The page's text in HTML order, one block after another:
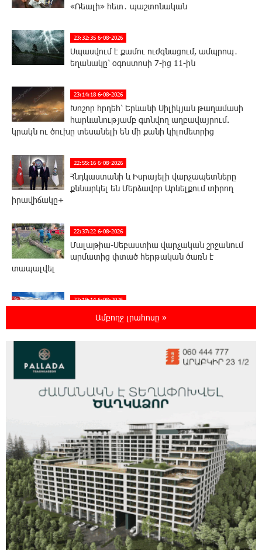
«Ռեալի» հետ․ պաշտոնական
23:32:35 6-08-2026
Սպասվում է քամու ուժգնացում, ամպրոպ․
եղանակը՝ օգոստոսի 7-ից 11-ին
23:14:18 6-08-2026
Խոշոր հրդեհ՝ Երևանի Սիլիկյան թաղամասի
հարևանությամբ գտնվող աղբավայրում.
կրակն ու ծուխը տեսանելի են մի քանի կիլոմետրից
22:55:16 6-08-2026
Հնդկաստանի և Իսրայելի վարչապետները
քննարկել են Մերձավոր Արևելքում տիրող
իրավիճակը+
22:37:22 6-08-2026
Մալաթիա-Սեբաստիա վարչական շրջանում
արմատից փտած հերթական ծառն է
տապալվել
22:19:14 6-08-2026
Իրանը և Օմանը պլանավորում են փոխել
Հորմուզի նեղուցի նավագնացության
8-ամյա Մոնթե Մուրադյանն ու Սյունե
Քոսակյանը հաղթահարել են Արարատի
21:41:25 6-08-2026
Վթար Լոռու մարզում․ փրկարարները
վարորդին դուրս են բերել արգելափակումից
21:23:57 6-08-2026
Երևանում երթուղիների փոփոխություն
կլինի
21:10:46 6-08-2026
Ամբողջ լրահոսը »